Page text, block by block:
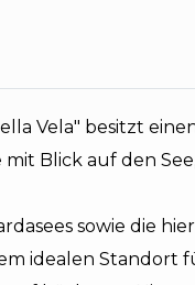
Vela" besitzt
Blick auf den
sowie die
idealen Standort